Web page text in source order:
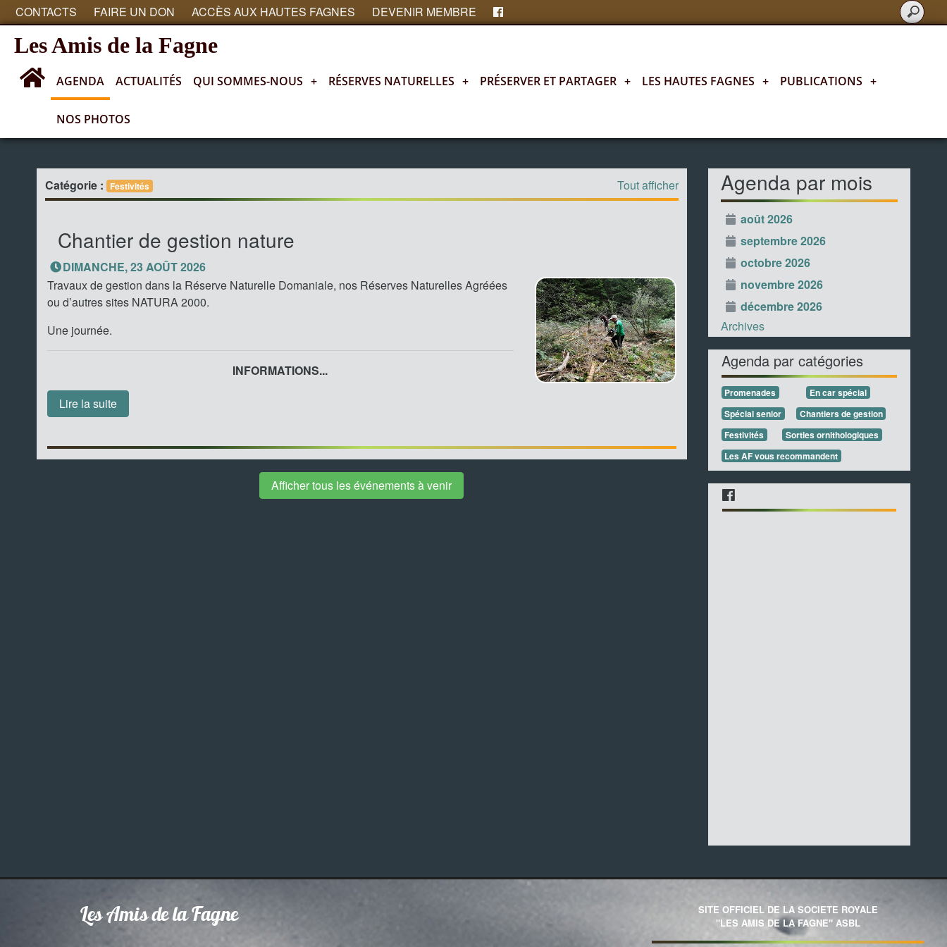
CONTACTS FAIRE UN DON ACCÈS AUX HAUTES FAGNES DEVENIR MEMBRE
Les Amis de la Fagne
AGENDA ACTUALITÉS QUI SOMMES-NOUS + RÉSERVES NATURELLES + PRÉSERVER ET PARTAGER + LES HAUTES FAGNES + PUBLICATIONS +
NOS PHOTOS
Agenda
Catégorie : Festivités Tout afficher
Chantier de gestion nature
DIMANCHE, 23 AOÛT 2026
Travaux de gestion dans la Réserve Naturelle Domaniale, nos Réserves Naturelles Agréées
ou d’autres sites NATURA 2000.
Une journée.
INFORMATIONS...
Lire la suite
Afficher tous les événements à venir
Agenda par mois
août 2026
septembre 2026
octobre 2026
novembre 2026
décembre 2026
Archives
Agenda par catégories
Promenades
En car spécial
Spécial senior
Chantiers de gestion
Festivités
Sorties ornithologiques
Les AF vous recommandent
Les Amis de la Fagne
SITE OFFICIEL DE LA SOCIETE ROYALE
"LES AMIS DE LA FAGNE" ASBL